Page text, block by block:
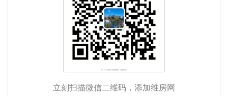
立刻扫描微信二维码，添加维房网